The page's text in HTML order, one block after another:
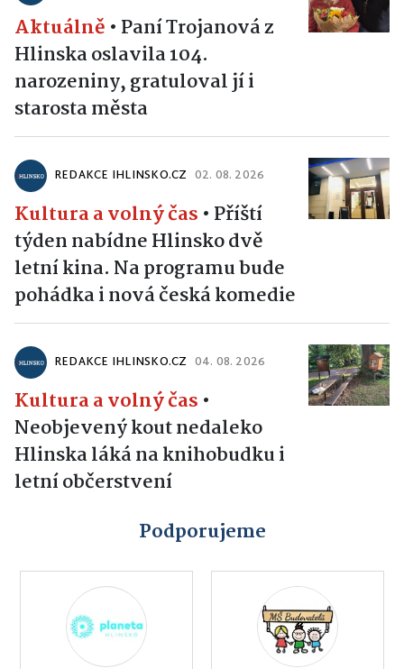
Aktuálně • Paní Trojanová z
Hlinska oslavila 104.
narozeniny, gratuloval jí i
starosta města
REDAKCE IHLINSKO.CZ 02. 08. 2026
Kultura a volný čas • Příští
týden nabídne Hlinsko dvě
letní kina. Na programu bude
pohádka i nová česká komedie
REDAKCE IHLINSKO.CZ 04. 08. 2026
Kultura a volný čas •
Neobjevený kout nedaleko
Hlinska láká na knihobudku i
letní občerstvení
Podporujeme